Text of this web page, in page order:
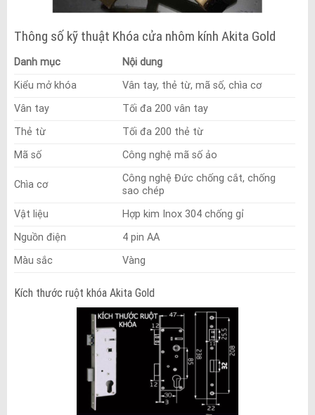
Thông số kỹ thuật Khóa cửa nhôm kính Akita Gold
Danh mục
Nội dung
Kiểu mở khóa
Vân tay, thẻ từ, mã số, chìa cơ
Vân tay
Tối đa 200 vân tay
Thẻ từ
Tối đa 200 thẻ từ
Mã số
Công nghệ mã số ảo
Chìa cơ
Công nghệ Đức chống cắt, chống
sao chép
Vật liệu
Hợp kim Inox 304 chống gỉ
Nguồn điện
4 pin AA
Màu sắc
Vàng
Kích thước ruột khóa Akita Gold